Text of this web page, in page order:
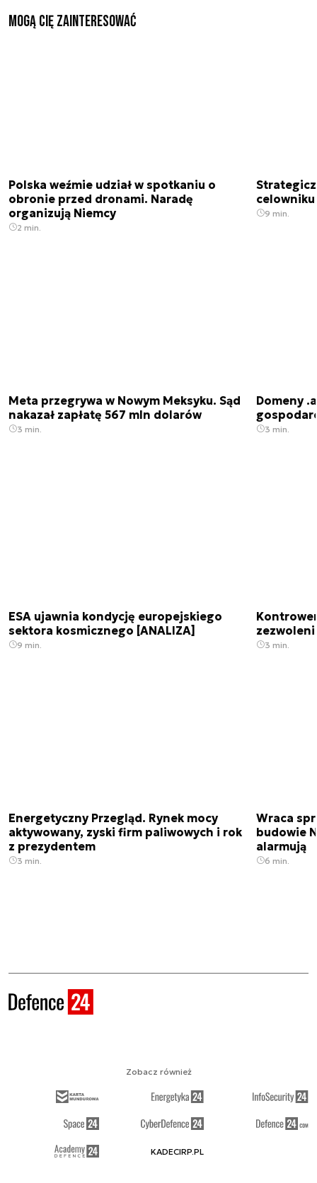
Mogą Cię zainteresować
Polska weźmie udział w spotkaniu o
obronie przed dronami. Naradę
organizują Niemcy
2 min.
9 min.
Meta przegrywa w Nowym Meksyku. Sąd
nakazał zapłatę 567 mln dolarów
3 min.
Domeny
3 min.
ESA ujawnia kondycję europejskiego
sektora kosmicznego [ANALIZA]
9 min. 3 min.
Energetyczny Przegląd. Rynek mocy
aktywowany, zyski firm paliwowych i rok
z prezydentem
3 min.
Wraca
budowie
alarmują
6 min.
Zobacz również
KADECIRP.PL